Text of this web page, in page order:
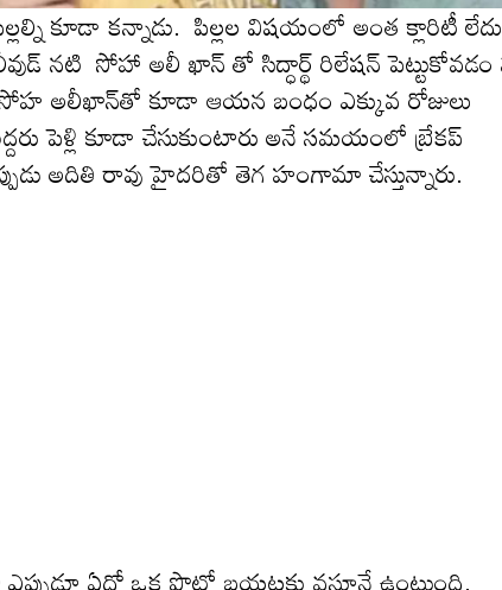
కూడా క‌న్నాడు. పిల్ల‌ల విష‌యంలో అంత క్లారిటీ లేదు
న‌టి సోహా అలీ ఖాన్ తో సిద్ధార్థ్ రిలేషన్ పెట్టుకోవడం
అలీఖాన్‌తో కూడా ఆయ‌న బంధం ఎక్కువ రోజులు
పెళ్లి కూడా చేసుకుంటారు అనే స‌మ‌యంలో బ్రేక‌ప్
అదితి రావు హైద‌రితో తెగ హంగామా చేస్తున్నారు.